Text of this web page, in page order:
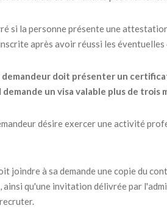
si la personne présente une
après avoir réussi les éventuelles
doit présenter un
un visa valable plus de trois
désire exercer une activité
joindre à sa demande une copie du
ainsi qu'une invitation délivrée par